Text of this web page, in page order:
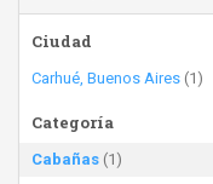
Ciudad
Carhué, Buenos Aires (1)
Categoría
Cabañas (1)